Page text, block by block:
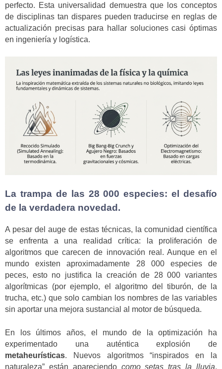
perfecto. Esta universalidad demuestra que los conceptos
de disciplinas tan dispares pueden traducirse en reglas de
actualización precisas para hallar soluciones casi óptimas
en ingeniería y logística.
La trampa de las 28 000 especies: el desafío
de la verdadera novedad.
A pesar del auge de estas técnicas, la comunidad científica
se enfrenta a una realidad crítica: la proliferación de
algoritmos que carecen de innovación real. Aunque en el
mundo existen aproximadamente 28 000 especies de
peces, esto no justifica la creación de 28 000 variantes
algorítmicas (por ejemplo, el algoritmo del tiburón, de la
trucha, etc.) que solo cambian los nombres de las variables
sin aportar una mejora sustancial al motor de búsqueda.
En los últimos años, el mundo de la optimización ha
experimentado una auténtica explosión de
metaheurísticas. Nuevos algoritmos “inspirados en la
naturaleza” están apareciendo como setas tras la lluvia.